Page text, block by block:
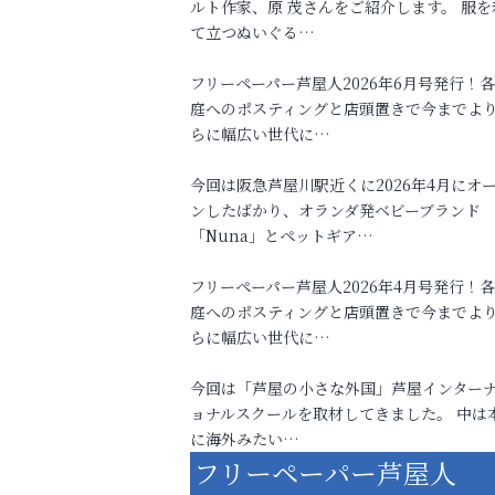
ルト作家、原 茂さんをご紹介します。 服を
て立つぬいぐる…
フリーペーパー芦屋人2026年6月号発行！
庭へのポスティングと店頭置きで今までよ
らに幅広い世代に…
今回は阪急芦屋川駅近くに2026年4月にオ
ンしたばかり、オランダ発ベビーブランド
「Nuna」とペットギア…
フリーペーパー芦屋人2026年4月号発行！
庭へのポスティングと店頭置きで今までよ
らに幅広い世代に…
今回は「芦屋の小さな外国」芦屋インター
ョナルスクールを取材してきました。 中は
に海外みたい…
フリーペーパー芦屋人